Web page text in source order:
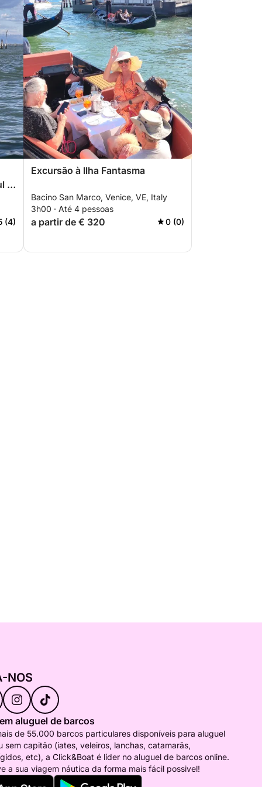
e
(4)
Excursão à Ilha Fantasma
Bacino San Marco, Venice, VE, Italy
3h00 · Até 4 pessoas
a partir de € 320 0 (0)
NOS
aluguel de barcos
de 55.000 barcos particulares disponíveis para aluguel
sem capitão (iates, veleiros, lanchas, catamarãs,
etc), a Click&Boat é líder no aluguel de barcos online.
a sua viagem náutica da forma mais fácil possivel!